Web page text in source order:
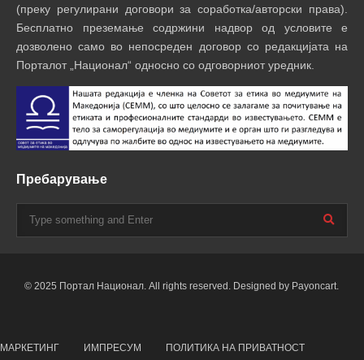
(преку регулирани договори за соработка/авторски права).
Бесплатно преземање содржини надвор од условите е
дозволено само во непосреден договор со редакцијата на
Порталот „Национал“ односно со одговорниот уредник.
Пребарување
© 2025 Портал Национал. All rights reserved. Designed by Payoncart.
МАРКЕТИНГ ИМПРЕСУМ ПОЛИТИКА НА ПРИВАТНОСТ